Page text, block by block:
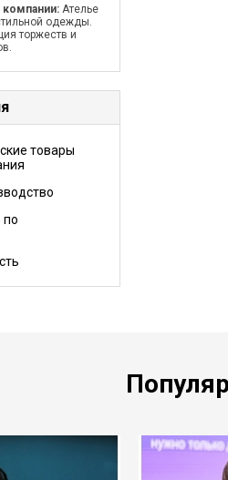
компании: Ателье
одежды.
торжеств и
товары
по